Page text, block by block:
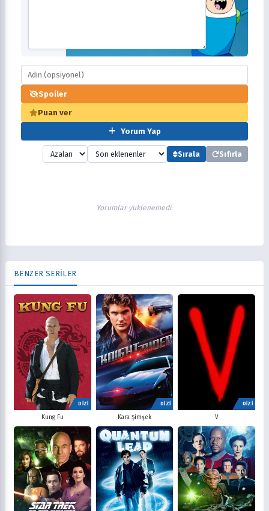
Spoiler
Puan ver
Yorum Yap
Sırala Sıfırla
Yorumlar yüklenemedi.
BENZER SERİLER
DİZİ
Kung Fu
DİZİ
Kara Şimşek
DİZİ
V